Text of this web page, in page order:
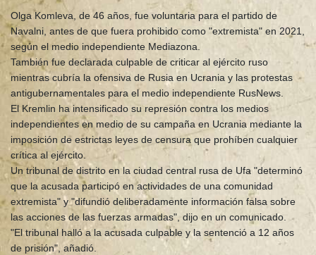
Olga Komleva, de 46 años, fue voluntaria para el partido de
Navalni, antes de que fuera prohibido como "extremista" en 2021,
según el medio independiente Mediazona.
También fue declarada culpable de criticar al ejército ruso
mientras cubría la ofensiva de Rusia en Ucrania y las protestas
antigubernamentales para el medio independiente RusNews.
El Kremlin ha intensificado su represión contra los medios
independientes en medio de su campaña en Ucrania mediante la
imposición de estrictas leyes de censura que prohíben cualquier
crítica al ejército.
Un tribunal de distrito en la ciudad central rusa de Ufa "determinó
que la acusada participó en actividades de una comunidad
extremista" y "difundió deliberadamente información falsa sobre
las acciones de las fuerzas armadas", dijo en un comunicado.
"El tribunal halló a la acusada culpable y la sentenció a 12 años
de prisión", añadió.